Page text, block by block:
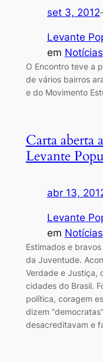
set 3, 2012
Levante
em Notícias
O Encontro teve a
de vários bairros
e do Movimento
Carta aberta
Levante
abr 13,
Levante
em Notícias
Estimados e
da Juventude.
Verdade e Justiça,
cidades do Brasil.
política, coragem
dizem
desacreditavam e